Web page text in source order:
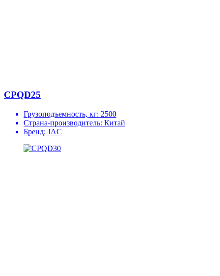
CPQD25
Грузоподъемность, кг: 2500
Страна-производитель: Китай
Бренд: JAC